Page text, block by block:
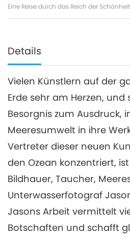
Eine Reise durch das Reich der Schönheit
Details
Vielen Künstlern auf der
Erde sehr am Herzen,
Besorgnis zum Ausdruck,
Meeresumwelt in ihre
Vertreter dieser neuen
den Ozean konzentriert,
Bildhauer, Taucher,
Unterwasserfotograf
Jasons Arbeit vermittelt
Botschaften und schafft